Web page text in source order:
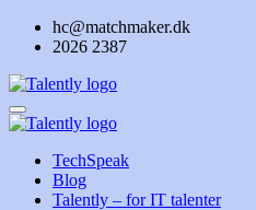
Skip
hc@matchmaker.dk
2026 2387
TechSpeak
Blog
Talently – for IT talenter